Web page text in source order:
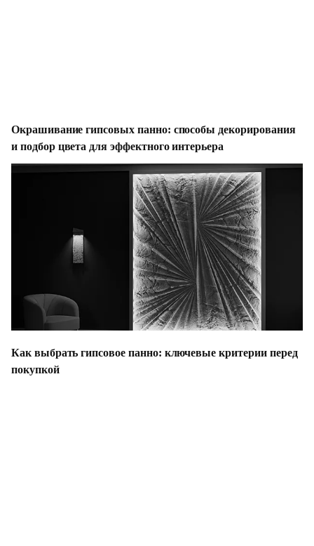
Окрашивание гипсовых панно: способы декорирования
и подбор цвета для эффектного интерьера
Как выбрать гипсовое панно: ключевые критерии перед
покупкой